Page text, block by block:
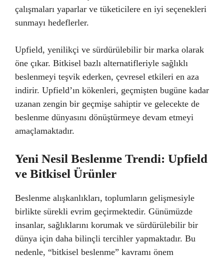
çalışmaları yaparlar ve tüketicilere en iyi seçenekleri
sunmayı hedeflerler.
Upfield, yenilikçi ve sürdürülebilir bir marka olarak
öne çıkar. Bitkisel bazlı alternatifleriyle sağlıklı
beslenmeyi teşvik ederken, çevresel etkileri en aza
indirir. Upfield’ın kökenleri, geçmişten bugüne kadar
uzanan zengin bir geçmişe sahiptir ve gelecekte de
beslenme dünyasını dönüştürmeye devam etmeyi
amaçlamaktadır.
Yeni Nesil Beslenme Trendi: Upfield
ve Bitkisel Ürünler
Beslenme alışkanlıkları, toplumların gelişmesiyle
birlikte sürekli evrim geçirmektedir. Günümüzde
insanlar, sağlıklarını korumak ve sürdürülebilir bir
dünya için daha bilinçli tercihler yapmaktadır. Bu
nedenle, “bitkisel beslenme” kavramı önem